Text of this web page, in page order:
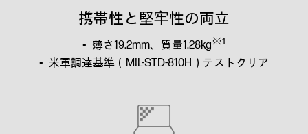
携帯性と堅牢性の両立
薄さ19.2mm、質量1.28kg※1
米軍調達基準（MIL-STD-810H）テストクリア